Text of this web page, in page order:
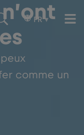
FR ▾
comme un